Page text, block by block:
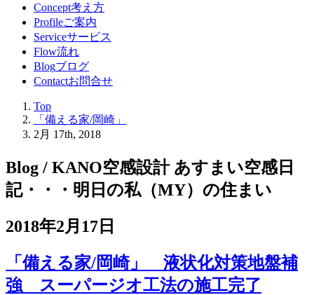
Concept考え方
Profileご案内
Serviceサービス
Flow流れ
Blogブログ
Contactお問合せ
Top
「備える家/岡崎」
2月 17th, 2018
Blog / KANO空感設計 あすまい空感日
記・・・明日の私（MY）の住まい
2018年2月17日
「備える家/岡崎」 液状化対策地盤補
強 スーパージオ工法の施工完了